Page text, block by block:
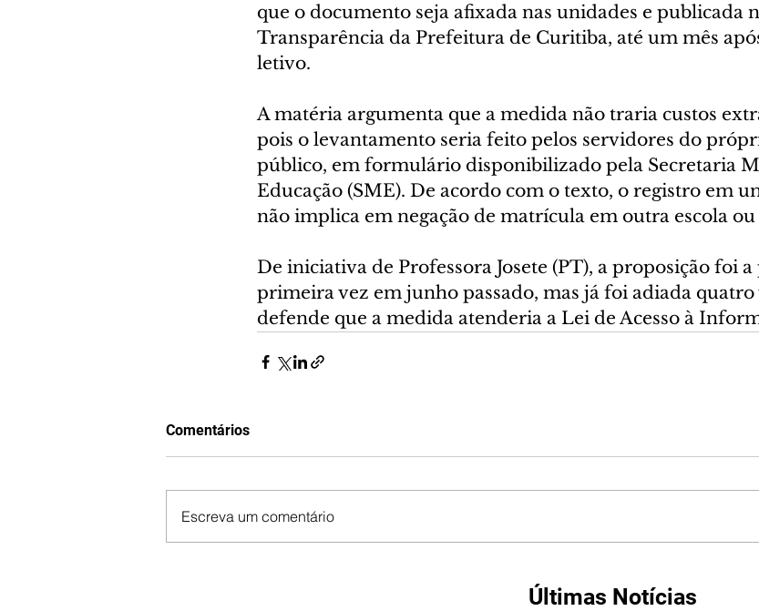
que o documento seja afixada nas unidades e publicada
Transparência da Prefeitura de Curitiba, até um mês
letivo.
A matéria argumenta que a medida não traria custos
pois o levantamento seria feito pelos servidores do
público, em formulário disponibilizado pela Secretaria
Educação (SME). De acordo com o texto, o registro em
não implica em negação de matrícula em outra escola
De iniciativa de Professora Josete (PT), a proposição foi
primeira vez em junho passado, mas já foi adiada quatro
defende que a medida atenderia a Lei de Acesso à
Comentários
Escreva um comentário
Últimas Notícias